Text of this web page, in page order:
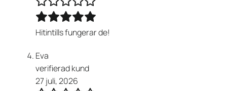
Hitintills fungerar de!
Eva
verifierad kund
27 juli, 2026